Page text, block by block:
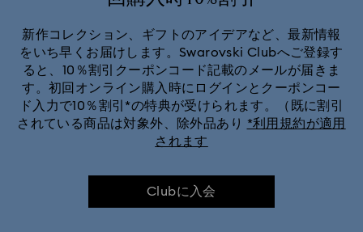
新作コレクション、ギフトのアイデアなど、最新情報
をいち早くお届けします。Swarovski Clubへご登録す
ると、10％割引クーポンコード記載のメールが届きま
す。初回オンライン購入時にログインとクーポンコー
ド入力で10％割引*の特典が受けられます。（既に割引
されている商品は対象外、除外品あり *利用規約が適用
されます
Clubに入会